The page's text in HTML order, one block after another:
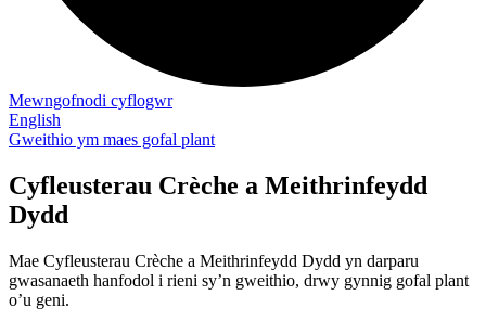
Mewngofnodi cyflogwr
English
Gweithio ym maes gofal plant
Cyfleusterau Crèche a Meithrinfeydd
Dydd
Mae Cyfleusterau Crèche a Meithrinfeydd Dydd yn darparu
gwasanaeth hanfodol i rieni sy’n gweithio, drwy gynnig gofal plant
o’u geni.